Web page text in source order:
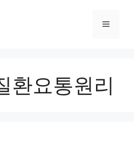
메
환요통원리